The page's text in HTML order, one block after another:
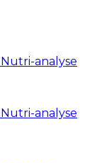
Nutri-analyse
Nutri-analyse